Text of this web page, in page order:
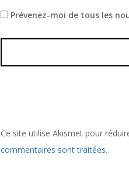
Prévenez-moi de tous les
Ce site utilise Akismet pour
commentaires sont traitées.